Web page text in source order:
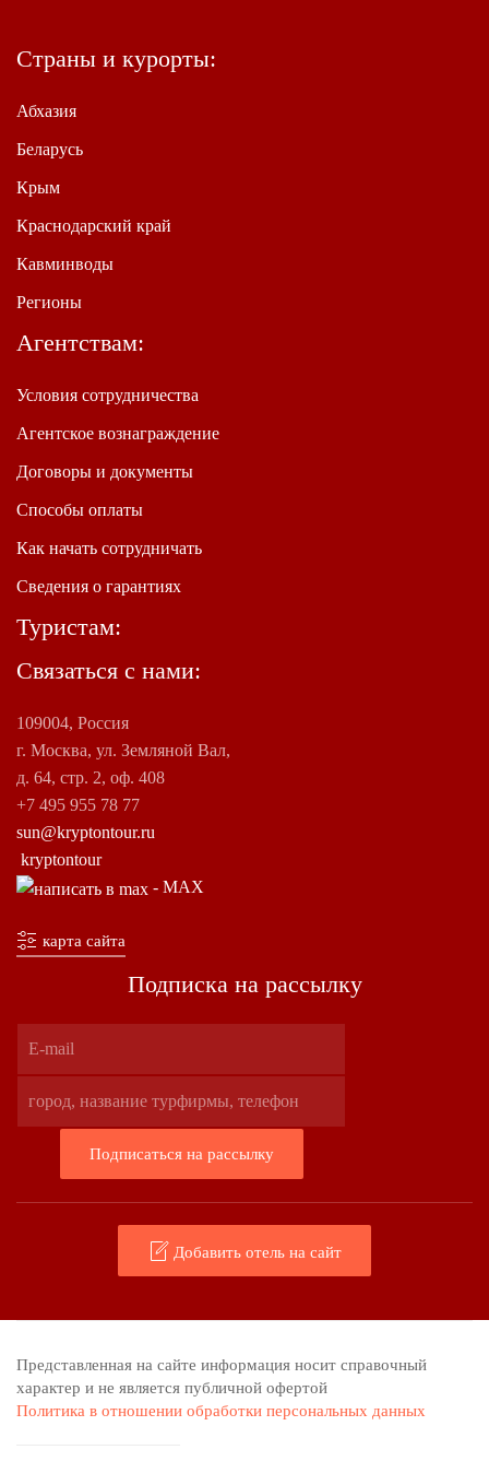
Страны и курорты:
Абхазия
Беларусь
Крым
Краснодарский край
Кавминводы
Регионы
Агентствам:
Условия сотрудничества
Агентское вознаграждение
Договоры и документы
Способы оплаты
Как начать сотрудничать
Сведения о гарантиях
Туристам:
Связаться с нами:
109004, Россия
г. Москва, ул. Земляной Вал,
д. 64, стр. 2, оф. 408
+7 495 955 78 77
sun@kryptontour.ru
kryptontour
- MAX
карта сайта
Подписка на рассылку
Добавить отель на сайт
Представленная на сайте информация носит справочный
характер и не является публичной офертой
Политика в отношении обработки персональных данных